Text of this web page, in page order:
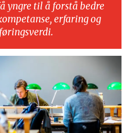
yngre til å forstå bedre
erfaring og